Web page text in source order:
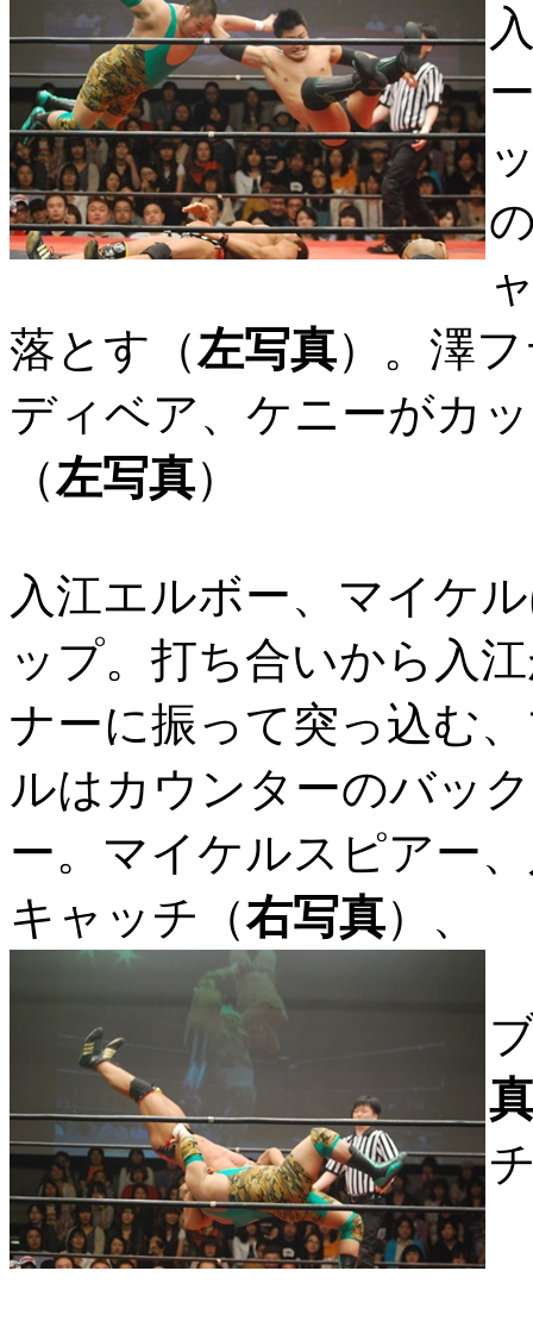
落とす（左写真）。澤
ディベア、ケニーがカ
（左写真）
入江エルボー、マイケ
ップ。打ち合いから入
ナーに振って突っ込む
ルはカウンターのバッ
ー。マイケルスピアー
キャッチ（右写真）、